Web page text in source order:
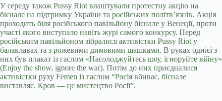
У середу також Pussy Riot влаштували протестну акцію на
бієнале на підтримку України та російських політв’язнів. Акція
проходить біля російського павільйону бієнале у Венеції, проти
участі якого виступало навіть журі самого конкурсу. Перед
російським павільйоном зібралися активістки Pussy Riot у
балаклавах та з рожевими димовими шашками. В руках однієї з
них був плакат із гаслом «Насолоджуйтесь шоу, ігноруйте війну»
(Enjoy the show, ignore the war). Потім до них приєдналися
активістки руху Femen із гаслом “Росія вбиває, бієнале
виставляє. Кров — це мистецтво Росії”.